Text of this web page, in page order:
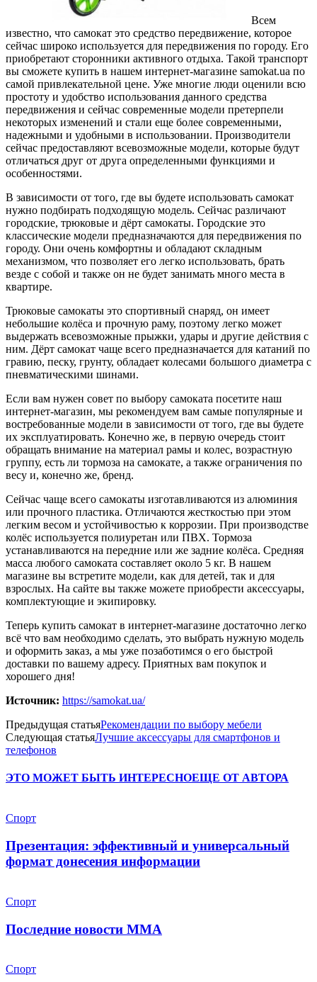
Всем
известно, что самокат это средство передвижение, которое
сейчас широко используется для передвижения по городу. Его
приобретают сторонники активного отдыха. Такой транспорт
вы сможете купить в нашем интернет-магазине samokat.ua по
самой привлекательной цене. Уже многие люди оценили всю
простоту и удобство использования данного средства
передвижения и сейчас современные модели претерпели
некоторых изменений и стали еще более современными,
надежными и удобными в использовании. Производители
сейчас предоставляют всевозможные модели, которые будут
отличаться друг от друга определенными функциями и
особенностями.
В зависимости от того, где вы будете использовать самокат
нужно подбирать подходящую модель. Сейчас различают
городские, трюковые и дёрт самокаты. Городские это
классические модели предназначаются для передвижения по
городу. Они очень комфортны и обладают складным
механизмом, что позволяет его легко использовать, брать
везде с собой и также он не будет занимать много места в
квартире.
Трюковые самокаты это спортивный снаряд, он имеет
небольшие колёса и прочную раму, поэтому легко может
выдержать всевозможные прыжки, удары и другие действия с
ним. Дёрт самокат чаще всего предназначается для катаний по
гравию, песку, грунту, обладает колесами большого диаметра с
пневматическими шинами.
Если вам нужен совет по выбору самоката посетите наш
интернет-магазин, мы рекомендуем вам самые популярные и
востребованные модели в зависимости от того, где вы будете
их эксплуатировать. Конечно же, в первую очередь стоит
обращать внимание на материал рамы и колес, возрастную
группу, есть ли тормоза на самокате, а также ограничения по
весу и, конечно же, бренд.
Сейчас чаще всего самокаты изготавливаются из алюминия
или прочного пластика. Отличаются жесткостью при этом
легким весом и устойчивостью к коррозии. При производстве
колёс используется полиуретан или ПВХ. Тормоза
устанавливаются на передние или же задние колёса. Средняя
масса любого самоката составляет около 5 кг. В нашем
магазине вы встретите модели, как для детей, так и для
взрослых. На сайте вы также можете приобрести аксессуары,
комплектующие и экипировку.
Теперь купить самокат в интернет-магазине достаточно легко
всё что вам необходимо сделать, это выбрать нужную модель
и оформить заказ, а мы уже позаботимся о его быстрой
доставки по вашему адресу. Приятных вам покупок и
хорошего дня!
Источник: https://samokat.ua/
Предыдущая статьяРекомендации по выбору мебели
Следующая статьяЛучшие аксессуары для смартфонов и
телефонов
ЭТО МОЖЕТ БЫТЬ ИНТЕРЕСНОЕЩЕ ОТ АВТОРА
Спорт
Презентация: эффективный и универсальный
формат донесения информации
Спорт
Последние новости ММА
Спорт